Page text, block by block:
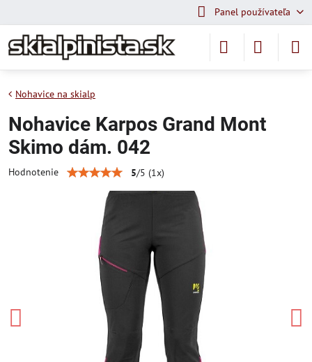
Panel používateľa
Nohavice na skialp
Nohavice Karpos Grand Mont
Skimo dám. 042
Hodnotenie 5/5 (1x)